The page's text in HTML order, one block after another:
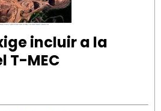
incluir a la
T-MEC